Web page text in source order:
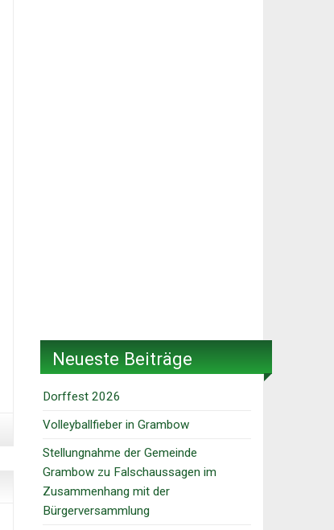
Neueste Beiträge
Dorffest 2026
Volleyballfieber in Grambow
Stellungnahme der Gemeinde
Grambow zu Falschaussagen im
Zusammenhang mit der
Bürgerversammlung